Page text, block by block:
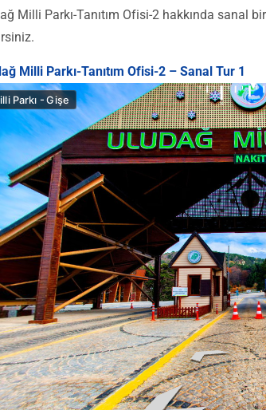
Milli Parkı-Tanıtım Ofisi-2 hakkında sanal
Milli Parkı-Tanıtım Ofisi-2 – Sanal Tur 1